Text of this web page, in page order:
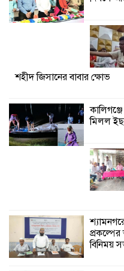
শহীদ জিসানের বাবার ক্ষোভ
মিলল
বিনিময়